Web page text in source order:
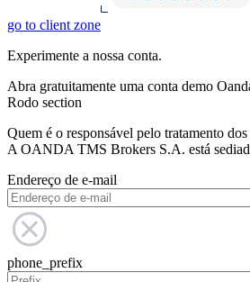
go to client zone
Experimente a nossa conta.
Abra gratuitamente uma conta demo
Rodo section
Quem é o responsável pelo tratamento dos
A OANDA TMS Brokers S.A. está
Endereço de e-mail
phone_prefix